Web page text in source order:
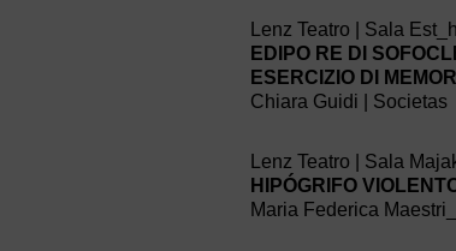
Lenz Teatro | Sala
EDIPO RE DI
ESERCIZIO DI
Chiara Guidi | Societas
Lenz Teatro | Sala
HIPÓGRIFO
Maria Federica